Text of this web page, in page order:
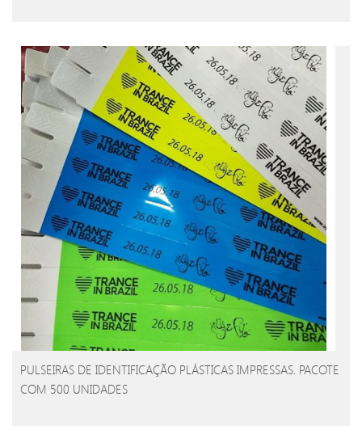
PULSEIRAS DE IDENTIFICAÇÃO PLÁSTICAS IMPRESSAS. PACOTE
COM 500 UNIDADES